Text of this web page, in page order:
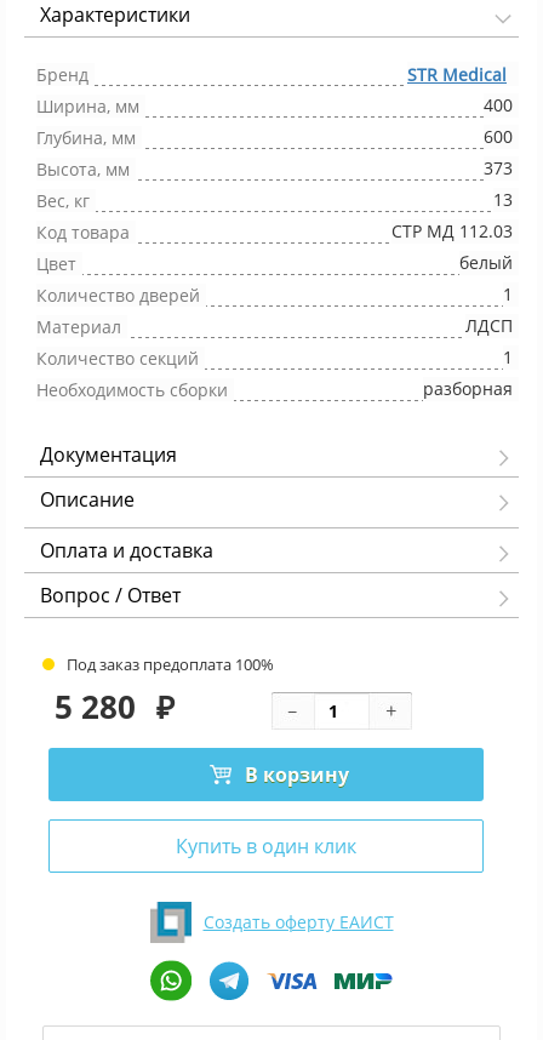
Характеристики
Бренд
STR Medical
Ширина, мм
400
Глубина, мм
600
Высота, мм
373
Вес, кг
13
Код товара
СТР МД 112.03
Цвет
белый
Количество дверей
1
Материал
ЛДСП
Количество секций
1
Необходимость сборки
разборная
Документация
Описание
Оплата и доставка
Вопрос / Ответ
Под заказ предоплата 100%
5 280 ₽
В корзину
Купить в один клик
Создать оферту ЕАИСТ